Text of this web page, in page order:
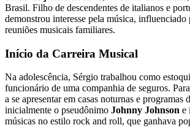
Brasil. Filho de descendentes de italianos e
demonstrou interesse pela música, influenciado
reuniões musicais familiares.
Início da Carreira Musical
Na adolescência, Sérgio trabalhou como
funcionário de uma companhia de seguros.
a se apresentar em casas noturnas e programas
inicialmente o pseudônimo Johnny Johnson e
músicas no estilo rock and roll, que ganhava